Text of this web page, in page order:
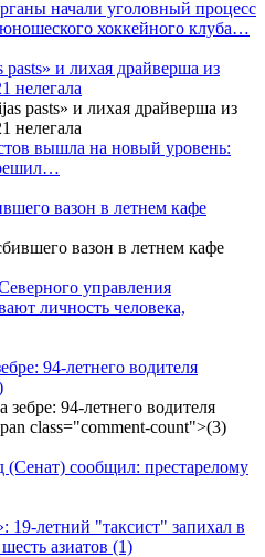
начали уголовный процесс
юношеского хоккейного клуба…
и лихая драйверша из
нелегала
вышла на новый уровень:
вазон в летнем кафе
управления
личность человека,
94-летнего водителя
сообщил: престарелому
19-летний "таксист" запихал в
азиатов (1)